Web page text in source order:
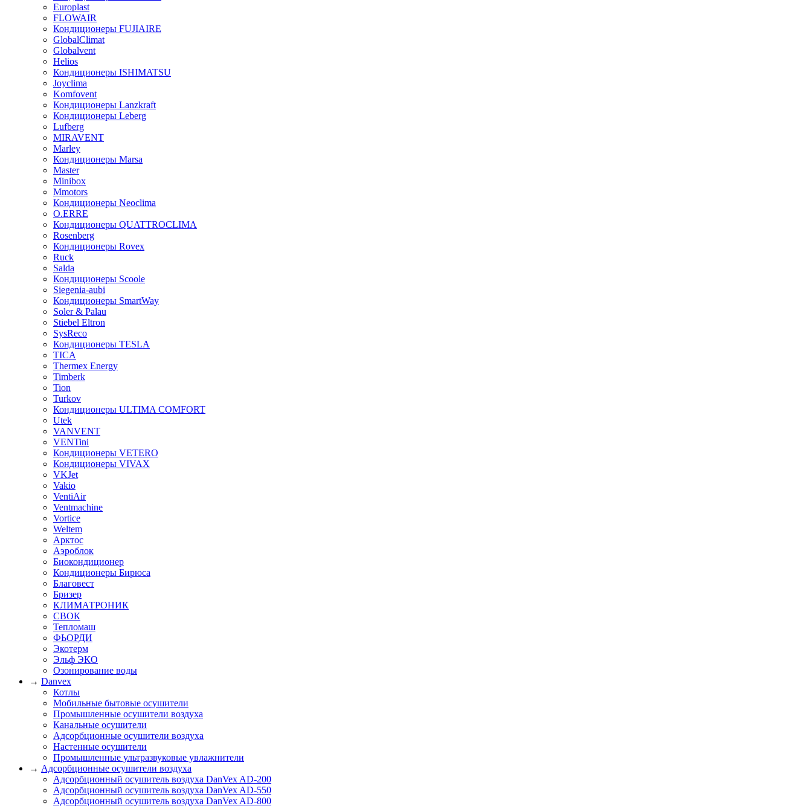
Europlast
FLOWAIR
Кондиционеры FUJIAIRE
GlobalClimat
Globalvent
Helios
Кондиционеры ISHIMATSU
Joyclima
Komfovent
Кондиционеры Lanzkraft
Кондиционеры Leberg
Lufberg
MIRAVENT
Marley
Кондиционеры Marsa
Master
Minibox
Mmotors
Кондиционеры Neoclima
O.ERRE
Кондиционеры QUATTROCLIMA
Rosenberg
Кондиционеры Rovex
Ruck
Salda
Кондиционеры Scoole
Siegenia-aubi
Кондиционеры SmartWay
Soler & Palau
Stiebel Eltron
SysReco
Кондиционеры TESLA
TICA
Thermex Energy
Timberk
Tion
Turkov
Кондиционеры ULTIMA COMFORT
Utek
VANVENT
VENTini
Кондиционеры VETERO
Кондиционеры VIVAX
VKJet
Vakio
VentiAir
Ventmachine
Vortice
Weltem
Арктос
Аэроблок
Биокондиционер
Кондиционеры Бирюса
Благовест
Бризер
КЛИМАТРОНИК
СВОК
Тепломаш
ФЬОРДИ
Экотерм
Эльф ЭКО
Озонирование воды
→ Danvex
Котлы
Мобильные бытовые осушители
Промышленные осушители воздуха
Канальные осушители
Адсорбционные осушители воздуха
Настенные осушители
Промышленные ультразвуковые увлажнители
→ Адсорбционные осушители воздуха
Адсорбционный осушитель воздуха DanVex AD-200
Адсорбционный осушитель воздуха DanVex AD-550
Адсорбционный осушитель воздуха DanVex AD-800